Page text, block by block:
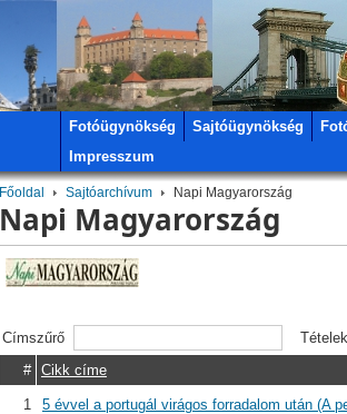
Fotóügynökség Sajtóügynökség
Impresszum
Főoldal Sajtóarchívum Napi Magyarország
Napi Magyarország
Címszűrő
#
Cikk címe
1 5 évvel a portugál virágos forradalom után (A